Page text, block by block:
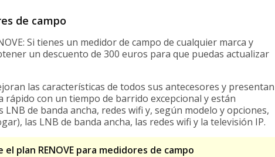
de campo
Si tienes un medidor de campo de cualquier marca y
un descuento de 300 euros para que puedas actualizar
las características de todos sus antecesores y presentan
con un tiempo de barrido excepcional y están
de banda ancha, redes wifi y, según modelo y opciones,
las LNB de banda ancha, las redes wifi y la televisión IP.
plan RENOVE para medidores de campo